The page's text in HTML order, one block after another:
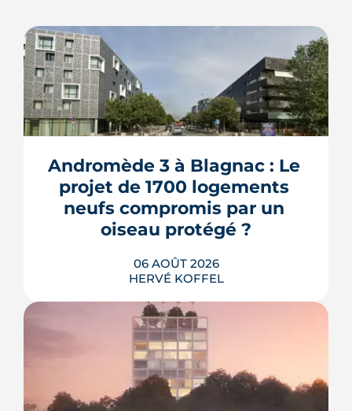
Andromède 3 à Blagnac : Le
projet de 1700 logements
neufs compromis par un
oiseau protégé ?
06 AOÛT 2026
HERVÉ KOFFEL
La troisième et dernière phase de
l'écoquartier Andromède doit livrer
près de 1 700 logements à partir de